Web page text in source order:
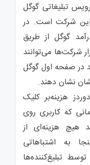
تبلیغاتی گوگل
این شرکت است. در
درصد از درآمد گوگل از طریق
شرکت‌ها می‌توانند
در صفحه اول گوگل
نشان دهند.
هزینه‌بر کلیک
که کاربری روی
هیچ هزینه‌ای از
به اشتباهاتی
تبلیغ‌کننده‌ها